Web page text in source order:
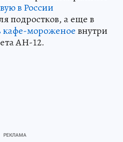
в России
подростков, а еще в
кафе-мороженоевнутри
АН-12.